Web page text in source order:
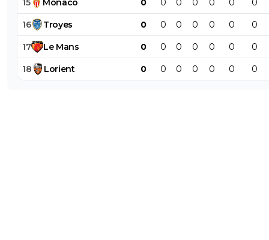
15 Monaco 0 0 0 0 0 0 0
16 Troyes 0 0 0 0 0 0 0
17 Le Mans 0 0 0 0 0 0 0
18 Lorient 0 0 0 0 0 0 0